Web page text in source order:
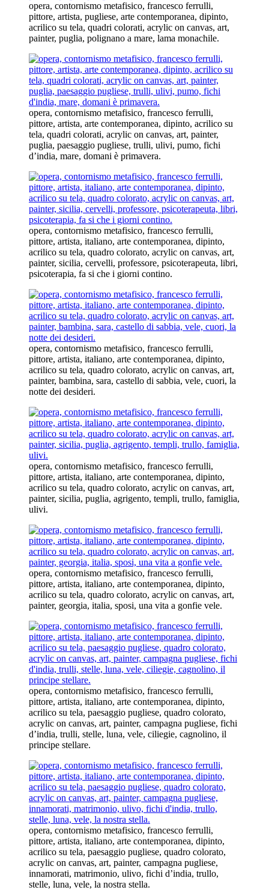
opera, contornismo metafisico, francesco ferrulli,
pittore, artista, pugliese, arte contemporanea, dipinto,
acrilico su tela, quadri colorati, acrylic on canvas, art,
painter, puglia, polignano a mare, lama monachile.
opera, contornismo metafisico, francesco ferrulli,
pittore, artista, arte contemporanea, dipinto, acrilico su
tela, quadri colorati, acrylic on canvas, art, painter,
puglia, paesaggio pugliese, trulli, ulivi, pumo, fichi
d’india, mare, domani è primavera.
opera, contornismo metafisico, francesco ferrulli,
pittore, artista, italiano, arte contemporanea, dipinto,
acrilico su tela, quadro colorato, acrylic on canvas, art,
painter, sicilia, cervelli, professore, psicoterapeuta, libri,
psicoterapia, fa si che i giorni contino.
opera, contornismo metafisico, francesco ferrulli,
pittore, artista, italiano, arte contemporanea, dipinto,
acrilico su tela, quadro colorato, acrylic on canvas, art,
painter, bambina, sara, castello di sabbia, vele, cuori, la
notte dei desideri.
opera, contornismo metafisico, francesco ferrulli,
pittore, artista, italiano, arte contemporanea, dipinto,
acrilico su tela, quadro colorato, acrylic on canvas, art,
painter, sicilia, puglia, agrigento, templi, trullo, famiglia,
ulivi.
opera, contornismo metafisico, francesco ferrulli,
pittore, artista, italiano, arte contemporanea, dipinto,
acrilico su tela, quadro colorato, acrylic on canvas, art,
painter, georgia, italia, sposi, una vita a gonfie vele.
opera, contornismo metafisico, francesco ferrulli,
pittore, artista, italiano, arte contemporanea, dipinto,
acrilico su tela, paesaggio pugliese, quadro colorato,
acrylic on canvas, art, painter, campagna pugliese, fichi
d’india, trulli, stelle, luna, vele, ciliegie, cagnolino, il
principe stellare.
opera, contornismo metafisico, francesco ferrulli,
pittore, artista, italiano, arte contemporanea, dipinto,
acrilico su tela, paesaggio pugliese, quadro colorato,
acrylic on canvas, art, painter, campagna pugliese,
innamorati, matrimonio, ulivo, fichi d’india, trullo,
stelle, luna, vele, la nostra stella.